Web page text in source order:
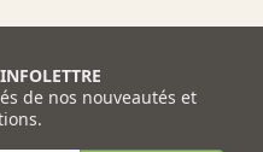
de nos nouveautés et